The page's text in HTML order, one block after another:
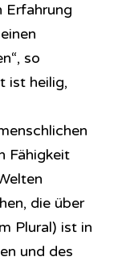
Erfahrung
so
ist heilig,
Fähigkeit
die über
Plural) ist in
und des